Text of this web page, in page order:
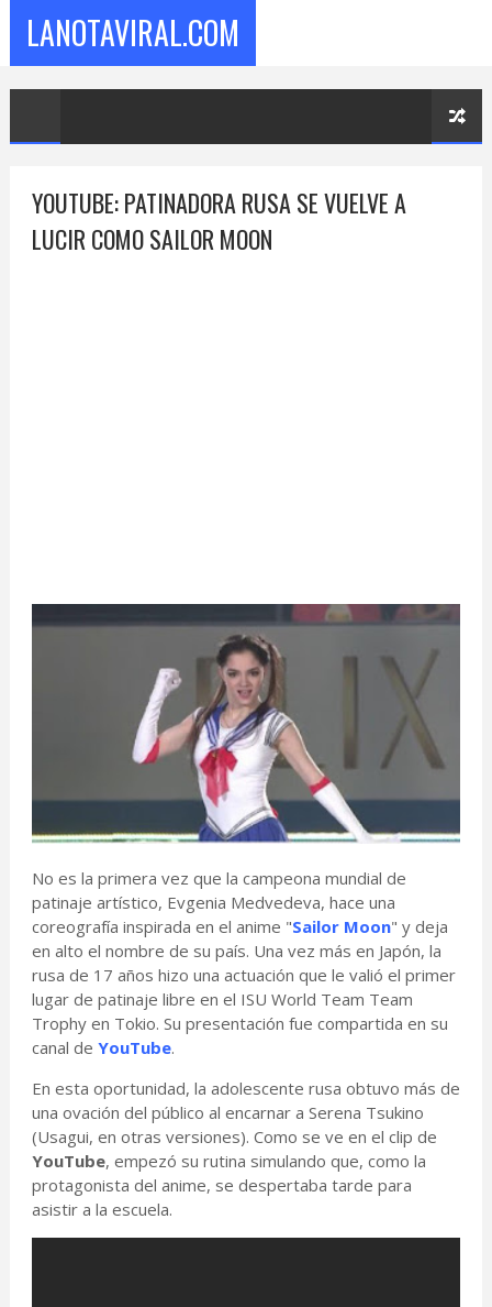
LANOTAVIRAL.COM
YOUTUBE: PATINADORA RUSA SE VUELVE A
LUCIR COMO SAILOR MOON
No es la primera vez que la campeona mundial de
patinaje artístico, Evgenia Medvedeva, hace una
coreografía inspirada en el anime "Sailor Moon" y deja
en alto el nombre de su país. Una vez más en Japón, la
rusa de 17 años hizo una actuación que le valió el primer
lugar de patinaje libre en el ISU World Team Team
Trophy en Tokio. Su presentación fue compartida en su
canal de YouTube.
En esta oportunidad, la adolescente rusa obtuvo más de
una ovación del público al encarnar a Serena Tsukino
(Usagui, en otras versiones). Como se ve en el clip de
YouTube, empezó su rutina simulando que, como la
protagonista del anime, se despertaba tarde para
asistir a la escuela.